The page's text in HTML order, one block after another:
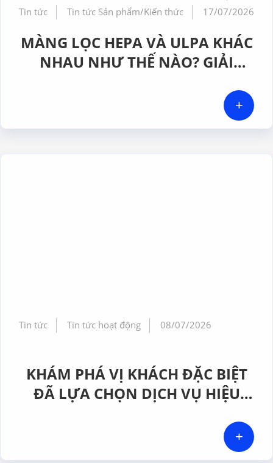
Tin tức
Tin tức Sản phẩm/Kiến thức 17/07/2026
MÀNG LỌC HEPA VÀ ULPA KHÁC
NHAU NHƯ THẾ NÀO? GIẢI
PHÒNG SẠCH DƯỢC PHẨM +
Tin tức Tin tức hoạt động 08/07/2026
KHÁM PHÁ VỊ KHÁCH ĐẶC BIỆT
ĐÃ LỰA CHỌN DỊCH VỤ HIỆU
+